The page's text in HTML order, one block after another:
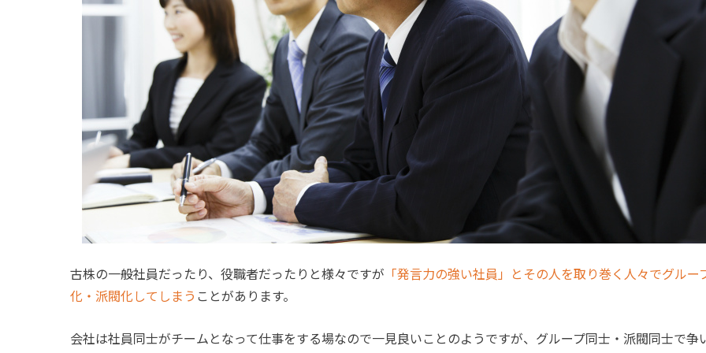
古株の一般社員だったり、役職者だったりと様々ですが 「発言力の強い社員」とその人を取り巻く人々でグルー
化・派閥化してしまう ことがあります。
会社は社員同士がチームとなって仕事をする場なので一見良いことのようですが、グループ同士・派閥同士で争